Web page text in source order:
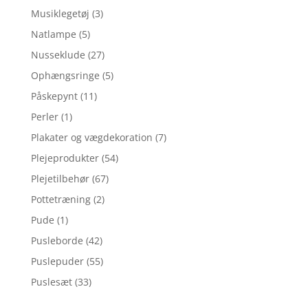
Musiklegetøj (3)
Natlampe (5)
Nusseklude (27)
Ophængsringe (5)
Påskepynt (11)
Perler (1)
Plakater og vægdekoration (7)
Plejeprodukter (54)
Plejetilbehør (67)
Pottetræning (2)
Pude (1)
Pusleborde (42)
Puslepuder (55)
Puslesæt (33)